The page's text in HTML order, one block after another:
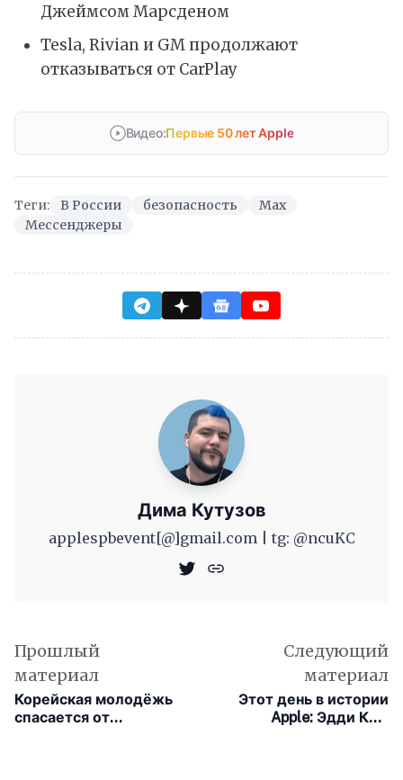
Джеймсом Марсденом
Tesla, Rivian и GM продолжают
отказываться от CarPlay
Видео:Первые 50 лет Apple
Теги: В России безопасность
Max
Мессенджеры
Дима Кутузов
applespbevent[@]gmail.com | tg: @ncuKC
Прошлый
материал
Корейская молодёжь
спасается от
Следующий
материал
Этот день в истории
Apple: Эдди Кью